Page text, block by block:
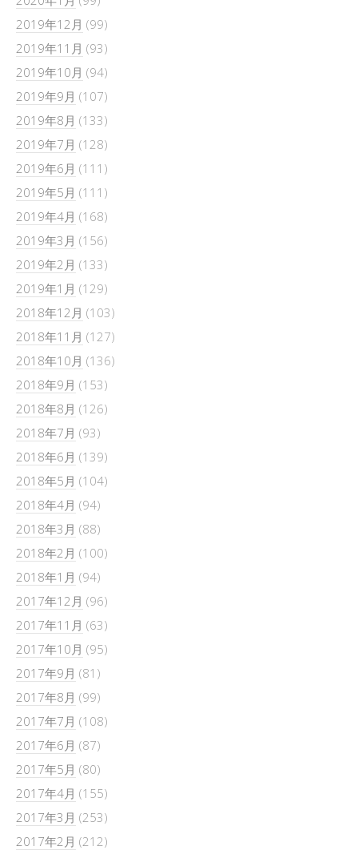
2019年12月 (99)
2019年11月 (93)
2019年10月 (94)
2019年9月 (107)
2019年8月 (133)
2019年7月 (128)
2019年6月 (111)
2019年5月 (111)
2019年4月 (168)
2019年3月 (156)
2019年2月 (133)
2019年1月 (129)
2018年12月 (103)
2018年11月 (127)
2018年10月 (136)
2018年9月 (153)
2018年8月 (126)
2018年7月 (93)
2018年6月 (139)
2018年5月 (104)
2018年4月 (94)
2018年3月 (88)
2018年2月 (100)
2018年1月 (94)
2017年12月 (96)
2017年11月 (63)
2017年10月 (95)
2017年9月 (81)
2017年8月 (99)
2017年7月 (108)
2017年6月 (87)
2017年5月 (80)
2017年4月 (155)
2017年3月 (253)
2017年2月 (212)